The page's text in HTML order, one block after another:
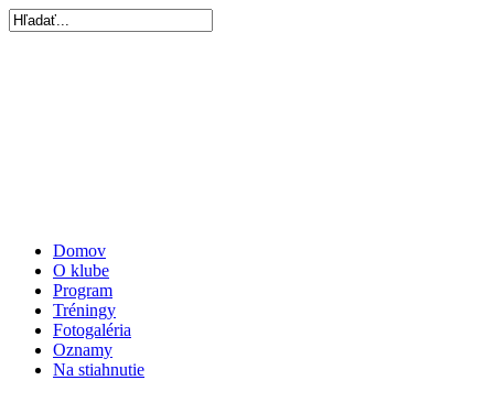
Domov
O klube
Program
Tréningy
Fotogaléria
Oznamy
Na stiahnutie